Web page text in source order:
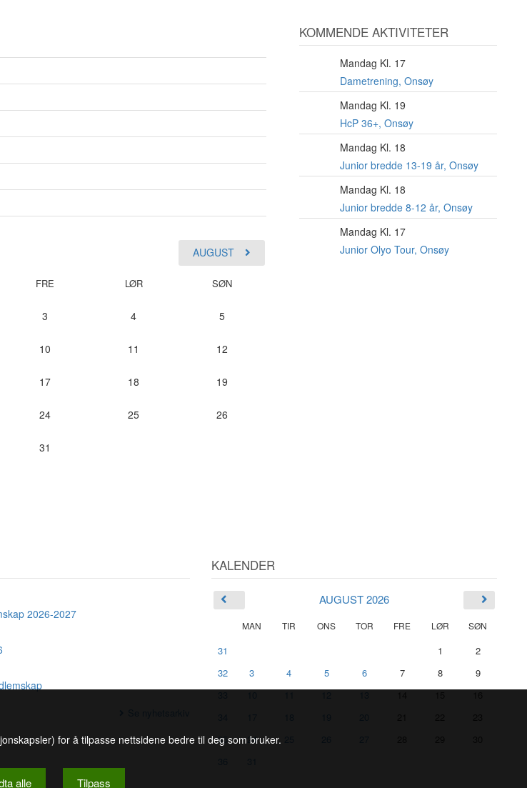
AUGUST
FRE LØR SØN
3 4 5
10 11 12
17 18 19
24 25 26
31
KOMMENDE AKTIVITETER
Mandag Kl. 17
Dametrening, Onsøy
Mandag Kl. 19
HcP 36+, Onsøy
Mandag Kl. 18
Junior bredde 13-19 år, Onsøy
Mandag Kl. 18
Junior bredde 8-12 år, Onsøy
Mandag Kl. 17
Junior Olyo Tour, Onsøy
2026-2027
KALENDER
AUGUST 2026
MAN TIR ONS TOR FRE LØR SØN
31 1
2
32
3 4 5 6 7 8
9
35
24
for å tilpasse nettsidene bedre til deg som bruker.
alle Tilpass